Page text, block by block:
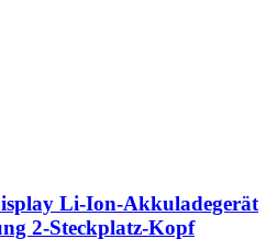
Li-Ion-Akkuladegerät
2-Steckplatz-Kopf